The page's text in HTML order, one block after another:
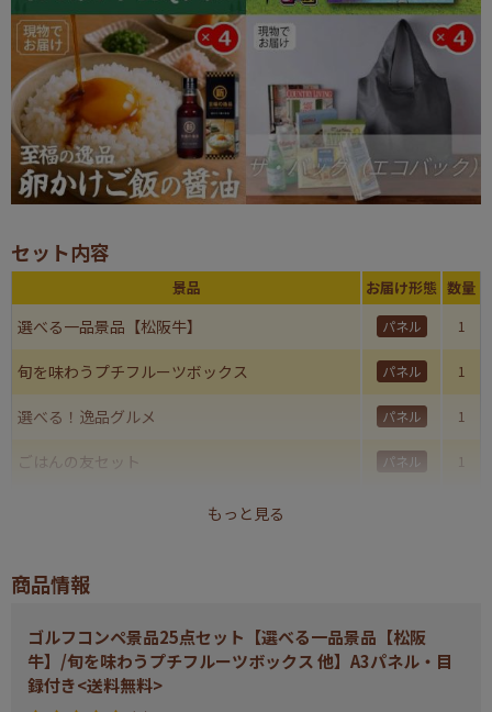
セット内容
景品 お届け形態 数量
選べる一品景品【松阪牛】 パネル 1
旬を味わうプチフルーツボックス パネル 1
選べる！逸品グルメ パネル 1
ごはんの友セット パネル 1
ベビースターラーメン 1ヶ月分
ライオン クリニカデンタルセット
彩食ファクトリー味わいソースで食べるパスタセ
ット
現物
もっと見る
商品情報
ゴルフコンペ景品25点セット【選べる一品景品【松阪
牛】/旬を味わうプチフルーツボックス 他】A3パネル・目
録付き<送料無料>